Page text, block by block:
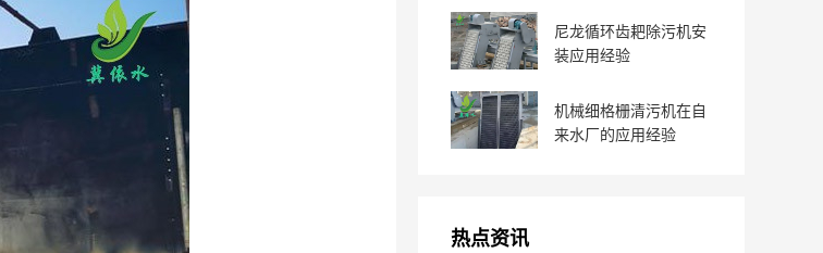
尼龙循环齿耙除污机安
装应用经验
机械细格栅清污机在自
来水厂的应用经验
热点资讯